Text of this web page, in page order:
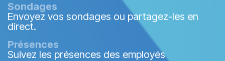
Sondages
Envoyez vos sondages ou partagez-les en
direct.
Présences
Suivez les présences des employés